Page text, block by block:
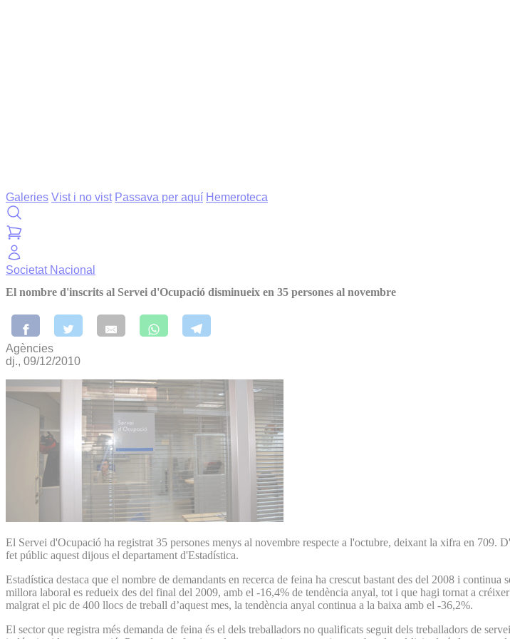
Galeries Vist i no vist Passava per aquí Hemeroteca
Societat Nacional
El nombre d'inscrits al Servei d'Ocupació disminueix en 35 persones al novembre
Agències
dj., 09/12/2010
El Servei d'Ocupació ha registrat 35 persones menys al novembre respecte a l'octubre, deixant la xifra en 709.
fet públic aquest dijous el departament d'Estadística.
Estadística destaca que el nombre de demandants en recerca de feina ha crescut bastant des del 2008 i
millora laboral es redueix des del final del 2009, amb el -16,4% de tendència anyal, tot i que hagi tornat a
malgrat el pic de 400 llocs de treball d’aquest mes, la tendència anyal continua a la baixa amb el -36,2%.
El sector que registra més demanda de feina és el dels treballadors no qualificats seguit dels treballadors de